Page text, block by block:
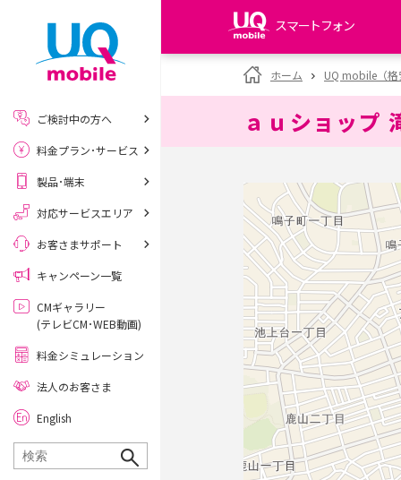
スマートフォン
my UQ WiMAX
UQ WiMAX ご契約の方
My UQ mobile
UQ mobile
データチャージサイト
ホーム UQ mobile（
ａｕショップ
ご検討中の方へ
料金プラン･サービス
製品･端末
対応サービスエリア
お客さまサポート
キャンペーン一覧
CMギャラリー
(テレビCM･WEB動画)
料金シミュレーション
法人のお客さま
English